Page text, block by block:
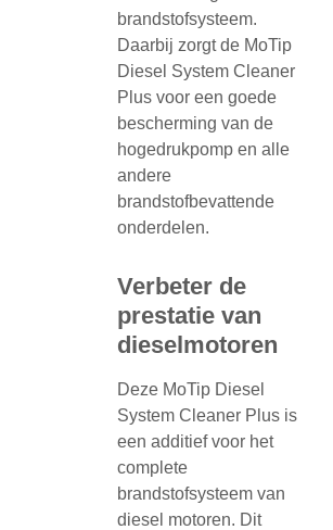
brandstofsysteem.
Daarbij zorgt de MoTip
Diesel System Cleaner
Plus voor een goede
bescherming van de
hogedrukpomp en alle
andere
brandstofbevattende
onderdelen.
Verbeter de
prestatie van
dieselmotoren
Deze MoTip Diesel
System Cleaner Plus is
een additief voor het
complete
brandstofsysteem van
diesel motoren. Dit